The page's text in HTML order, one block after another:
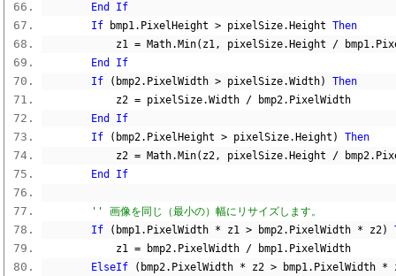
End
If
If bmp1. PixelHeight > pixelSize. Height Then
            z1
= Math. Min( z1, pixelSize. Height / bmp1.
End
If
If
( bmp2. PixelWidth > pixelSize.Width)
Then
            z2
= pixelSize.Width / bmp2. PixelWidth
End
If
If
( bmp2. PixelHeight > pixelSize. Height )
Then
            z2
= Math. Min( z2, pixelSize. Height / bmp2.
End
If
'' 画像を同じ（最小の）幅にリサイズします。
If
( bmp1. PixelWidth * z1 > bmp2. PixelWidth * z2)
            z1
= bmp2. PixelWidth / bmp1. PixelWidth
ElseIf
( bmp2. PixelWidth * z2 > bmp1. PixelWidth *